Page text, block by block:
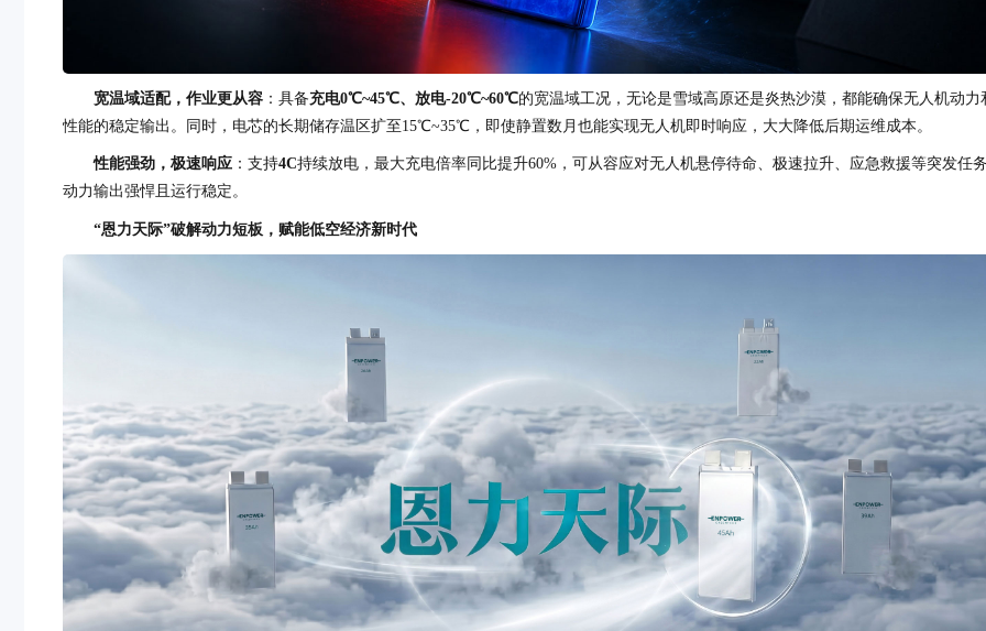
宽温域适配， 作业更从容 ：具备充电0℃~45℃、放电-20℃~60℃的宽温域工况，无论是雪域高原还是炎热沙漠，都能确保无人机动力
性能的稳定输出。同时，电芯的长期储存温区扩至15℃~35℃，即使静置数月也能实现无人机即时响应，大大降低后期运维成本。
性能强劲，极速响应 ：支持4C持续放电，最大充电倍率同比提升60%，可从容应对无人机悬停待命、极速拉升、应急救援等突发任
动力输出强悍且运行稳定。
“恩力天际”破解动力短板 ，赋能低空经济新时代